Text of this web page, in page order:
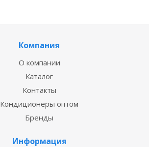
Компания
О компании
Каталог
Контакты
Кондиционеры оптом
Бренды
Информация